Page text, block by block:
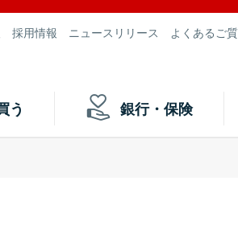
採用情報 ニュースリリース よくあるご
う 銀行・保険